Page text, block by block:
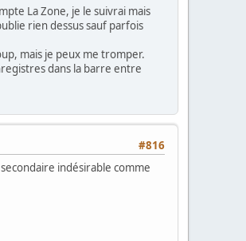
La Zone, je le suivrai mais
rien dessus sauf parfois
mais je peux me tromper.
dans la barre entre
#816
indésirable comme